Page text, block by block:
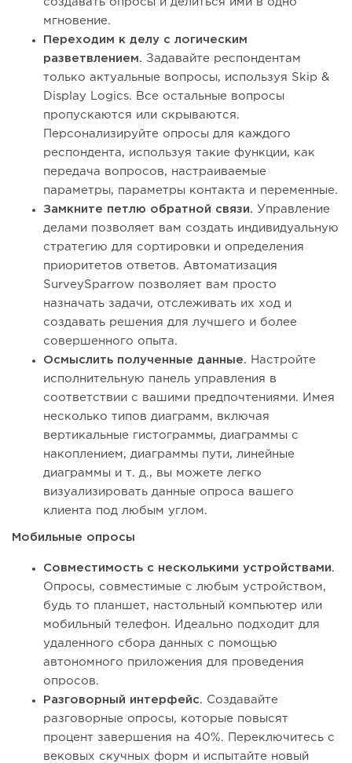
создавать опросы и делиться ими в одно
мгновение.
Переходим к делу с логическим
разветвлением. Задавайте респондентам
только актуальные вопросы, используя Skip &
Display Logics. Все остальные вопросы
пропускаются или скрываются.
Персонализируйте опросы для каждого
респондента, используя такие функции, как
передача вопросов, настраиваемые
параметры, параметры контакта и переменные.
Замкните петлю обратной связи. Управление
делами позволяет вам создать индивидуальную
стратегию для сортировки и определения
приоритетов ответов. Автоматизация
SurveySparrow позволяет вам просто
назначать задачи, отслеживать их ход и
создавать решения для лучшего и более
совершенного опыта.
Осмыслить полученные данные. Настройте
исполнительную панель управления в
соответствии с вашими предпочтениями. Имея
несколько типов диаграмм, включая
вертикальные гистограммы, диаграммы с
накоплением, диаграммы пути, линейные
диаграммы и т. д., вы можете легко
визуализировать данные опроса вашего
клиента под любым углом.
Мобильные опросы
Совместимость с несколькими устройствами.
Опросы, совместимые с любым устройством,
будь то планшет, настольный компьютер или
мобильный телефон. Идеально подходит для
удаленного сбора данных с помощью
автономного приложения для проведения
опросов.
Разговорный интерфейс. Создавайте
разговорные опросы, которые повысят
процент завершения на 40%. Переключитесь с
вековых скучных форм и испытайте новый